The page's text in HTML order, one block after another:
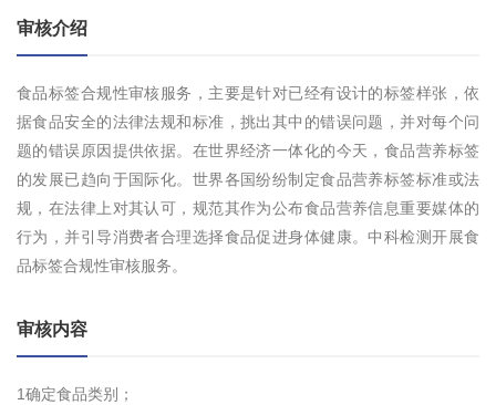
审核介绍
食品标签合规性审核服务，主要是针对已经有设计的标签样张，依
据食品安全的法律法规和标准，挑出其中的错误问题，并对每个问
题的错误原因提供依据。在世界经济一体化的今天，食品营养标签
的发展已趋向于国际化。世界各国纷纷制定食品营养标签标准或法
规，在法律上对其认可，规范其作为公布食品营养信息重要媒体的
行为，并引导消费者合理选择食品促进身体健康。中科检测开展食
品标签合规性审核服务。
审核内容
1确定食品类别；